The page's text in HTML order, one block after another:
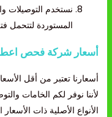
نستخدم التوصيلات
المستوردة لتتحمل
أسعار شركة فحص
أسعارنا تعتبر من أقل
لأننا نوفر لكم الخامات
الأنواع الأصلية ذات